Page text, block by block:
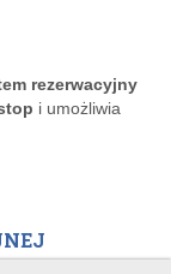
rezerwacyjny
i umożliwia